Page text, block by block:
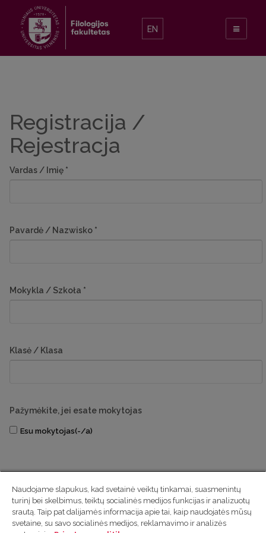
EN
Registracija /
Rejestracja
Vardas / Imię *
Pavardė / Nazwisko *
Mokykla / Szkoła *
Klasė / Klasa
Pažymėkite, jei esate mokytojas
Esu mokytojas(-/a)
Naudojame slapukus, kad svetainė veiktų tinkamai, suasmenintų
turinį bei skelbimus, teiktų socialinės medijos funkcijas ir analizuotų
srautą. Taip pat dalijamės informacija apie tai, kaip naudojatės mūsų
svetaine, su savo socialinės medijos, reklamavimo ir analizės